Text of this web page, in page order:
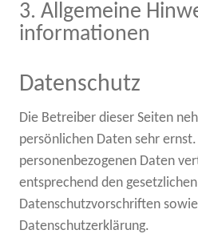
3. Allgemeine
informationen
Datenschutz
Die Betreiber dieser Seiten
persönlichen Daten sehr
personenbezogenen Daten
entsprechend den gesetzlichen
Datenschutzvorschriften
Datenschutzerklärung.